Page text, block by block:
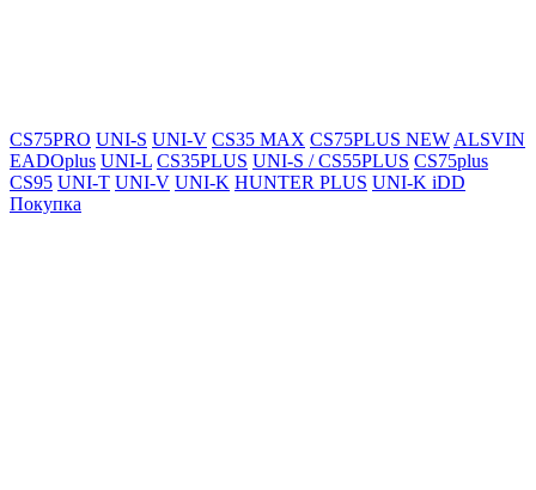
CS75PRO UNI-S UNI-V CS35 MAX CS75PLUS NEW ALSVIN
EADOplus UNI-L CS35PLUS UNI-S / CS55PLUS CS75plus
CS95 UNI-T UNI-V UNI-K HUNTER PLUS UNI-K iDD
Покупка